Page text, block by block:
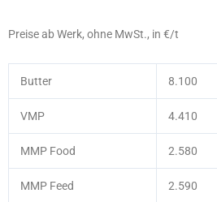
Preise ab Werk, ohne MwSt., in €/t
Butter 8.100
VMP 4.410
MMP Food 2.580
MMP Feed 2.590